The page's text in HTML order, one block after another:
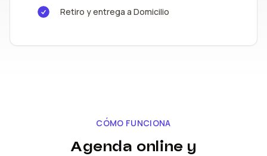
Retiro y entrega a Domicilio
CÓMO FUNCIONA
Agenda online y